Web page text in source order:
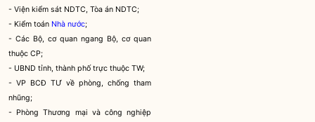
- Viện kiểm sát NDTC, Tòa án NDTC;
- Kiểm toán Nhà nước;
- Các Bộ, cơ quan ngang Bộ, cơ quan
thuộc CP;
- UBND tỉnh, thành phố trực thuộc TW;
- VP BCĐ TƯ về phòng, chống tham
nhũng;
- Phòng Thương mại và công nghiệp